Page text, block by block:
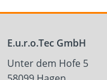
E.u.r.o.Tec GmbH
Unter dem Hofe 5